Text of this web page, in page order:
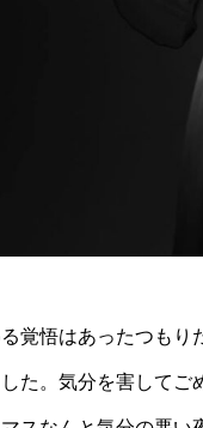
覚悟はあったつも
た。気分を害して